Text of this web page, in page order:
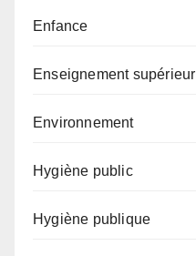
Enfance
Enseignement supérieur
Environnement
Hygiène public
Hygiène publique